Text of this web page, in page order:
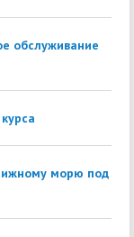
обслуживание
морю под